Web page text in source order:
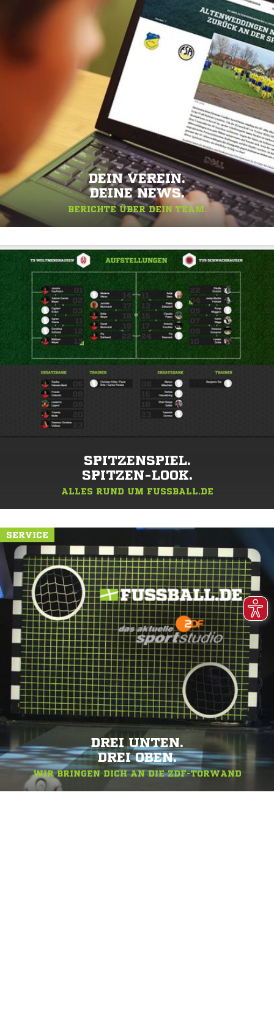
DEIN VEREIN.
DEINE NEWS.
BERICHTE ÜBER DEIN TEAM.
SPITZENSPIEL.
SPITZEN-LOOK.
ALLES RUND UM FUSSBALL.DE
SERVICE
DREI UNTEN.
DREI OBEN.
WIR BRINGEN DICH AN DIE ZDF-TORWAND